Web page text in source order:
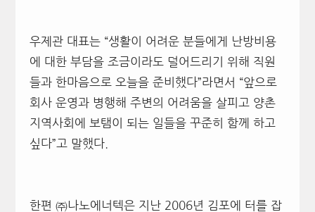
우제관 대표는 “생활이 어려운 분들에게 난방비용
에 대한 부담을 조금이라도 덜어드리기 위해 직원
들과 한마음으로 오늘을 준비했다”라면서 “앞으로
회사 운영과 병행해 주변의 어려움을 살피고 양촌
지역사회에 보탬이 되는 일들을 꾸준히 함께 하고
싶다”고 말했다.
한편 ㈜나노에너텍은 지난 2006년 김포에 터를 잡